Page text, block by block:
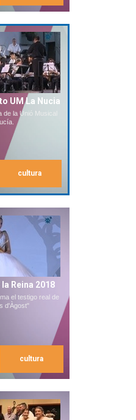
UM La Nucia
de la Unió Musical
cultura
Reina 2018
el testigo real de
d'Àgost"
cultura